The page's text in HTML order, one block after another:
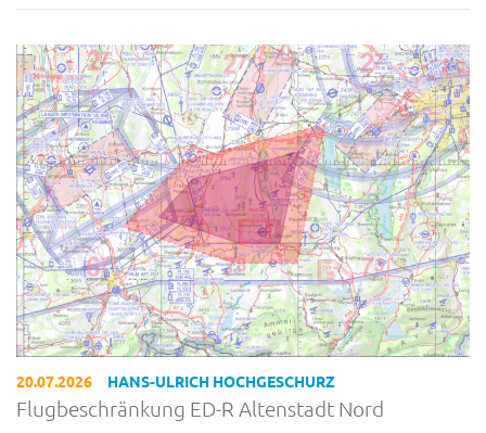
20.07.2026 HANS-ULRICH HOCHGESCHURZ
Flugbeschränkung ED-R Altenstadt Nord